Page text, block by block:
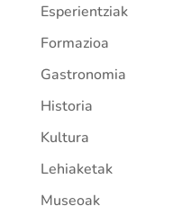
Esperientziak
Formazioa
Gastronomia
Historia
Kultura
Lehiaketak
Museoak